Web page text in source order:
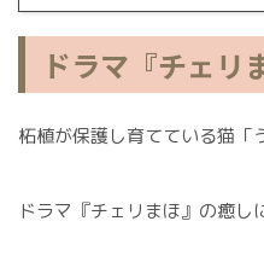
ドラマ『チェリ
柘植が保護し育てている猫「
ドラマ『チェリまほ』の癒し